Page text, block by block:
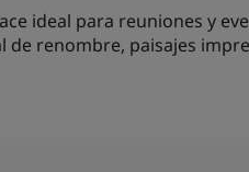
ideal para reuniones y
renombre, paisajes